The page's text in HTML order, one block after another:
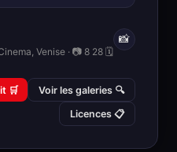
📸
🗓 28 Aug 2025 · 📍 Cinema, Venise · 📷 8
🔍 Voir les galeries
🛒 Acheter · Édit.
📋 Licences